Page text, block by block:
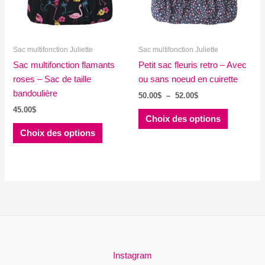
sur
la
produit
choisies
sur
du
produit
Sac multifonction Juliette
Sac multifonction flamants
roses – Sac de taille
bandoulière
45.00$
Choix des options
Ce
choisies
Sac multifonction Juliette
Petit sac fleuris retro – Avec
ou sans noeud en cuirette
50.00$ – 52.00$Plage
prix :
Choix des options
Ce
Instagram